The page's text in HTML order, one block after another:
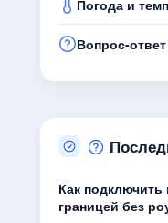
Погода и
Вопрос-
Как подключить
границей без